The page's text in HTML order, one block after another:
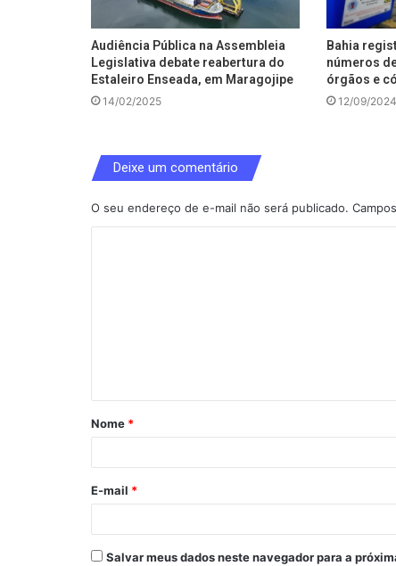
Audiência Pública na Assembleia
Legislativa debate reabertura do
Estaleiro Enseada, em Maragojipe
14/02/2025
Bahia
números
órgãos e
12/09/2024
Deixe um comentário
O seu endereço de e-mail não será publicado.
á
r
*
Nome *
E-mail *
Salvar meus dados neste navegador para a